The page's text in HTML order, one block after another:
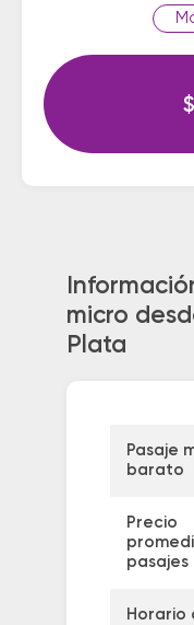
$
micro
Plata
Pasaje
barato
Precio
pasajes
Horario